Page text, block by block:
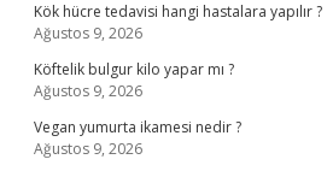
Kök hücre tedavisi hangi hastalara yapılır ?
Ağustos 9, 2026
Köftelik bulgur kilo yapar mı ?
Ağustos 9, 2026
Vegan yumurta ikamesi nedir ?
Ağustos 9, 2026